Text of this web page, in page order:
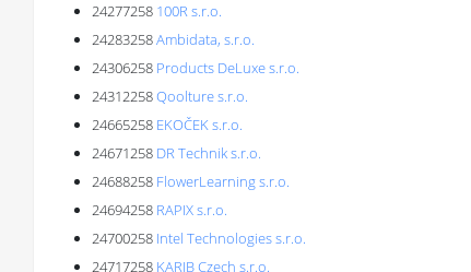
24277258 100R s.r.o.
24283258Ambidata, s.r.o.
24306258 Products DeLuxe s.r.o.
24312258Qoolture s.r.o.
24665258 EKOČEK s.r.o.
24671258 DR Technik s.r.o.
24688258 FlowerLearning s.r.o.
24694258 RAPIX s.r.o.
24700258 Intel Technologies s.r.o.
24717258 KARIB Czech s.r.o.